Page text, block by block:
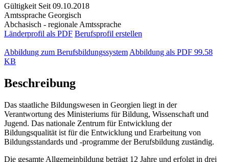
Gültigkeit Seit 09.10.2018
Amtssprache Georgisch
Abchasisch - regionale Amtssprache
Länderprofil als PDF Berufsprofil erstellen
Abbildung zum Berufsbildungssystem Abbildung als PDF 99.58
KB
Beschreibung
Das staatliche Bildungswesen in Georgien liegt in der
Verantwortung des Ministeriums für Bildung, Wissenschaft und
Jugend. Das nationale Zentrum für Entwicklung der
Bildungsqualität ist für die Entwicklung und Erarbeitung von
Bildungsstandards und -programme der Berufsbildung zuständig.
Die gesamte Allgemeinbildung beträgt 12 Jahre und erfolgt in drei